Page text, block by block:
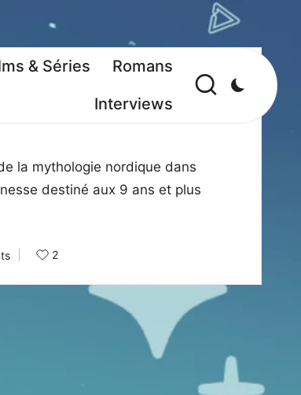
& Séries
Romans
Interviews
dans la mythologie
la mythologie nordique dans
destiné aux 9 ans et plus
2